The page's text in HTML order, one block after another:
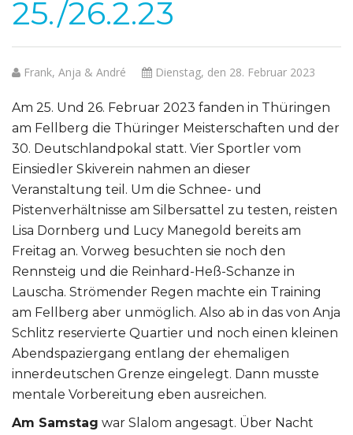
25./26.2.23
Dienstag, den 28. Februar 2023
Frank, Anja & André
Am 25. Und 26. Februar 2023 fanden in Thüringen
am Fellberg die Thüringer Meisterschaften und der
30. Deutschlandpokal statt. Vier Sportler vom
Einsiedler Skiverein nahmen an dieser
Veranstaltung teil. Um die Schnee- und
Pistenverhältnisse am Silbersattel zu testen, reisten
Lisa Dornberg und Lucy Manegold bereits am
Freitag an. Vorweg besuchten sie noch den
Rennsteig und die Reinhard-Heß-Schanze in
Lauscha. Strömender Regen machte ein Training
am Fellberg aber unmöglich. Also ab in das von Anja
Schlitz reservierte Quartier und noch einen kleinen
Abendspaziergang entlang der ehemaligen
innerdeutschen Grenze eingelegt. Dann musste
mentale Vorbereitung eben ausreichen.
Am Samstag war Slalom angesagt. Über Nacht